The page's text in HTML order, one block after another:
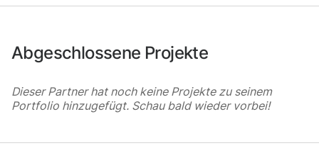
Abgeschlossene Projekte
Dieser Partner hat noch keine Projekte zu seinem
Portfolio hinzugefügt. Schau bald wieder vorbei!